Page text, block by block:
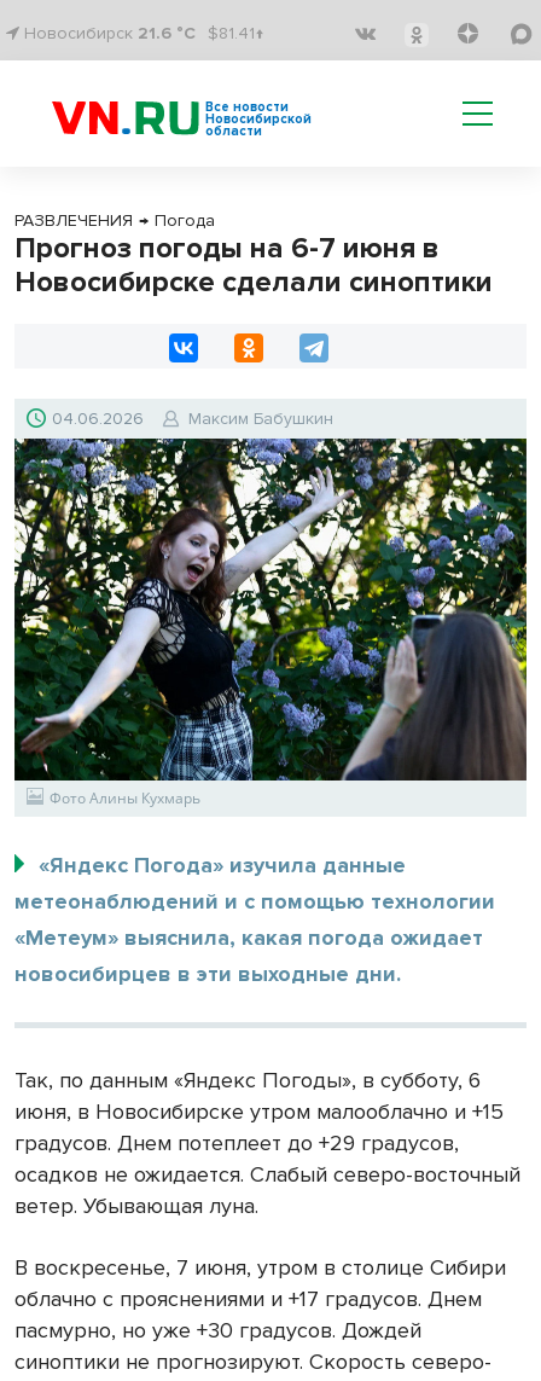
Новосибирск 21.6 °C $81.41↑
Все новости
Новосибирской
области
РАЗВЛЕЧЕНИЯ → Погода
Прогноз погоды на 6-7 июня в
Новосибирске сделали синоптики
04.06.2026 Максим Бабушкин
Фото Алины Кухмарь
«Яндекс Погода» изучила данные
метеонаблюдений и с помощью технологии
«Метеум» выяснила, какая погода ожидает
новосибирцев в эти выходные дни.
Так, по данным «Яндекс Погоды», в субботу, 6
июня, в Новосибирске утром малооблачно и +15
градусов. Днем потеплеет до +29 градусов,
осадков не ожидается. Слабый северо-восточный
ветер. Убывающая луна.
В воскресенье, 7 июня, утром в столице Сибири
облачно с прояснениями и +17 градусов. Днем
пасмурно, но уже +30 градусов. Дождей
синоптики не прогнозируют. Скорость северо-